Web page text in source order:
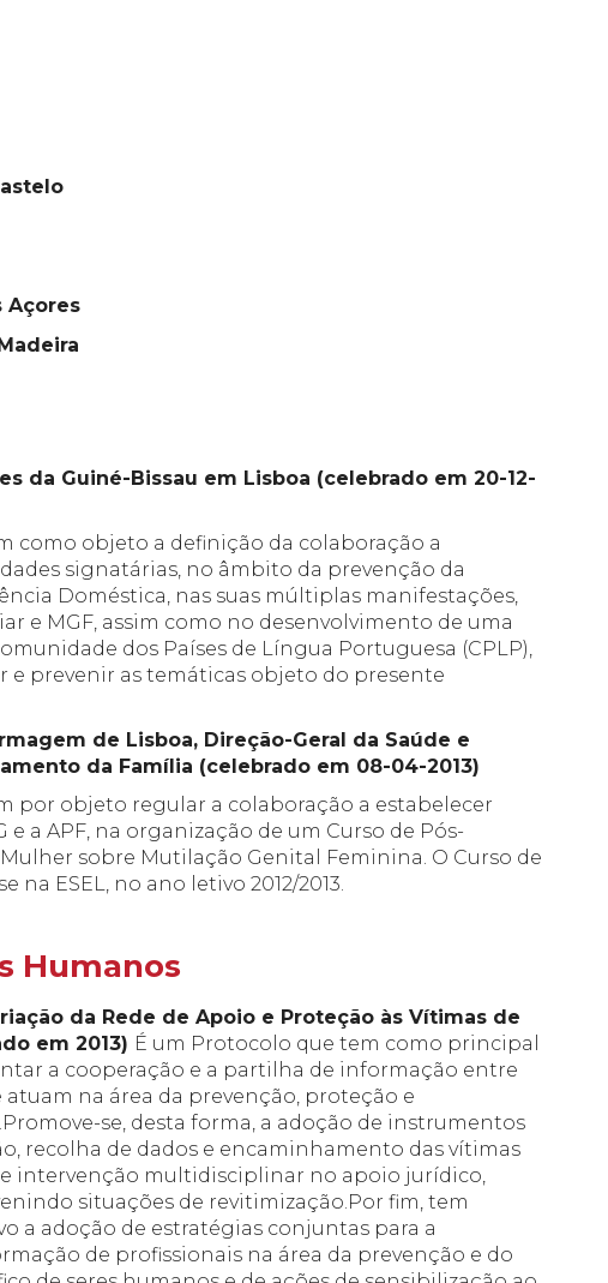
Açores
da Guiné-Bissau em Lisboa (celebrado em 20-12-
como objeto a definição da colaboração a
signatárias, no âmbito da prevenção da
Doméstica, nas suas múltiplas manifestações,
e MGF, assim como no desenvolvimento de uma
dos Países de Língua Portuguesa (CPLP),
e prevenir as temáticas objeto do presente
de Lisboa, Direção-Geral da Saúde e
da Família (celebrado em 08-04-2013)
por objeto regular a colaboração a estabelecer
e a APF, na organização de um Curso de Pós-
sobre Mutilação Genital Feminina. O Curso de
na ESEL, no ano letivo 2012/2013.
Humanos
da Rede de Apoio e Proteção às Vítimas de
em 2013) É um Protocolo que tem como principal
a cooperação e a partilha de informação entre
na área da prevenção, proteção e
se, desta forma, a adoção de instrumentos
recolha de dados e encaminhamento das vítimas
intervenção multidisciplinar no apoio jurídico,
situações de revitimização.Por fim, tem
a adoção de estratégias conjuntas para a
de profissionais na área da prevenção e do